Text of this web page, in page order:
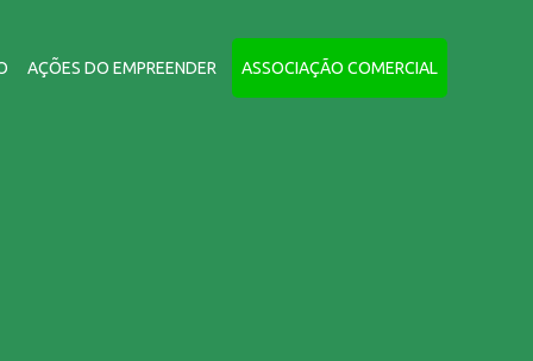
AÇÕES DO EMPREENDER ASSOCIAÇÃO COMERCIAL